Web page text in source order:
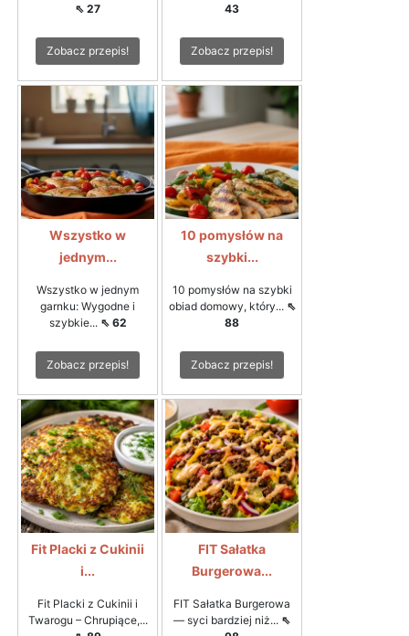
⇖ 27
Zobacz przepis!
43
Zobacz przepis!
Wszystko w
jednym...
Wszystko w jednym
garnku: Wygodne i
szybkie... ⇖ 62
Zobacz przepis!
10 pomysłów na
szybki...
10 pomysłów na szybki
obiad domowy, który... ⇖
88
Zobacz przepis!
Fit Placki z Cukinii
i...
Fit Placki z Cukinii i
Twarogu – Chrupiące,...
FIT Sałatka
Burgerowa...
FIT Sałatka Burgerowa
— syci bardziej niż... ⇖